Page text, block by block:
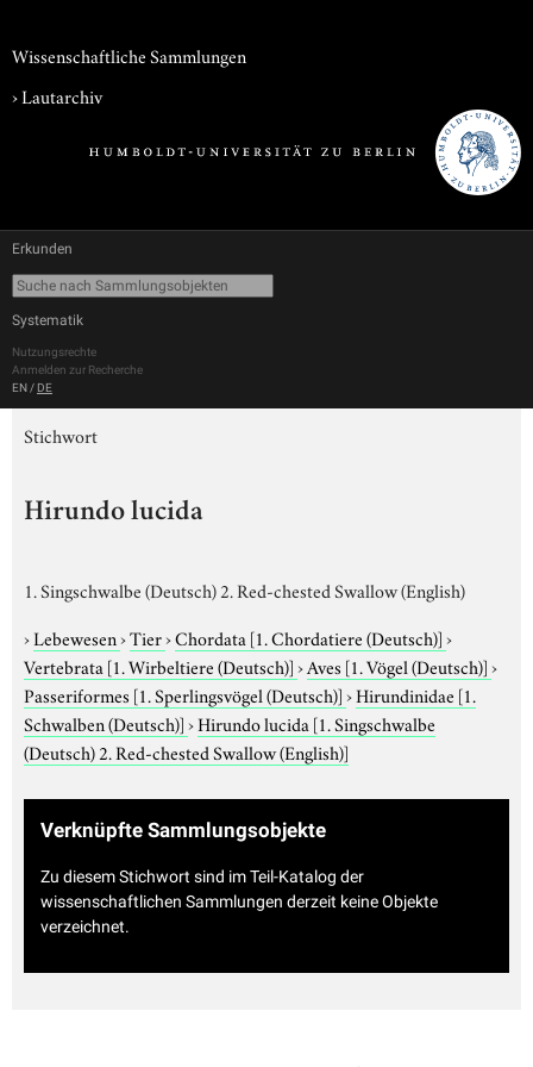
Wissenschaftliche Sammlungen
›Lautarchiv
Erkunden
Systematik
Nutzungsrechte
Anmelden zur Recherche
EN / DE
Stichwort
Hirundo lucida
1. Singschwalbe (Deutsch) 2. Red-chested Swallow (English)
›Lebewesen›Tier›Chordata [1. Chordatiere (Deutsch)]›
Vertebrata [1. Wirbeltiere (Deutsch)]›Aves [1. Vögel (Deutsch)]›
Passeriformes [1. Sperlingsvögel (Deutsch)]›Hirundinidae [1.
Schwalben (Deutsch)]›Hirundo lucida [1. Singschwalbe
(Deutsch) 2. Red-chested Swallow (English)]
Verknüpfte Sammlungsobjekte
Zu diesem Stichwort sind im Teil-Katalog der
wissenschaftlichen Sammlungen derzeit keine Objekte
verzeichnet.